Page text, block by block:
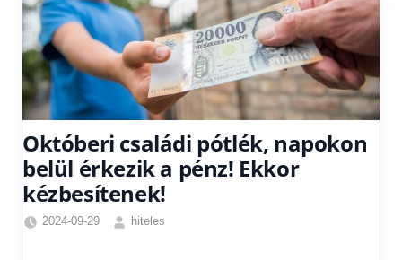
Októberi családi pótlék, napokon
belül érkezik a pénz! Ekkor
kézbesítenek!
2024-09-29
hiteles